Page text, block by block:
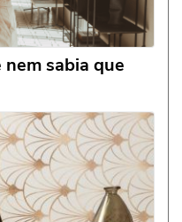
sabia que